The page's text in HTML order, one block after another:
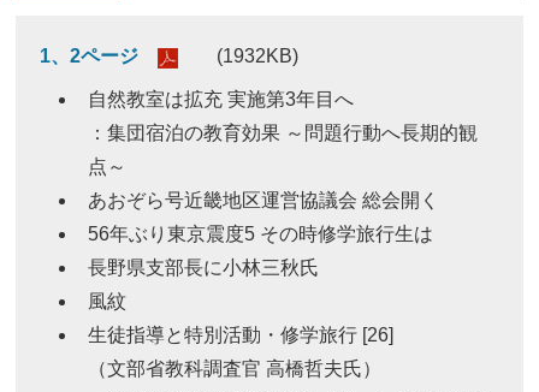
1、2ページ (1932KB)
自然教室は拡充 実施第3年目へ
：集団宿泊の教育効果 ～問題行動へ長期的観
点～
あおぞら号近畿地区運営協議会 総会開く
56年ぶり東京震度5 その時修学旅行生は
長野県支部長に小林三秋氏
風紋
生徒指導と特別活動・修学旅行 [26]
（文部省教科調査官 高橋哲夫氏）